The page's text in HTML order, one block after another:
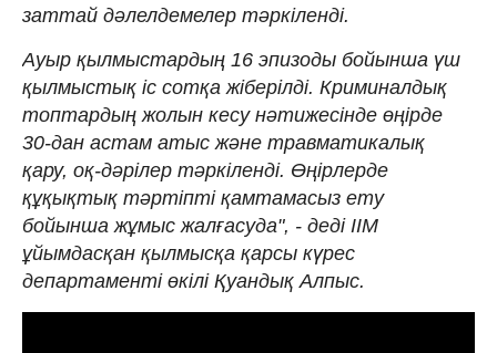
заттай дәлелдемелер тәркіленді.
Ауыр қылмыстардың 16 эпизоды бойынша үш
қылмыстық іс сотқа жіберілді. Криминалдық
топтардың жолын кесу нәтижесінде өңірде
30-дан астам атыс және травматикалық
қару, оқ-дәрілер тәркіленді. Өңірлерде
құқықтық тәртіпті қамтамасыз ету
бойынша жұмыс жалғасуда", - деді ІІМ
ұйымдасқан қылмысқа қарсы күрес
департаменті өкілі Қуандық Алпыс.